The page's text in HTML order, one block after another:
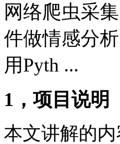
网络爬虫采
件做情感分
用Pyth ...
1，项目说明
本文讲解的